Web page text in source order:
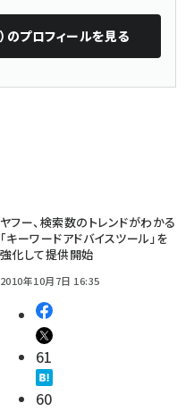
のプロフィールを見る
ヤフー、検索数のトレンドがわかる
「キーワードアドバイスツール」を
強化して提供開始
2010年10月7日 16:35
61
60